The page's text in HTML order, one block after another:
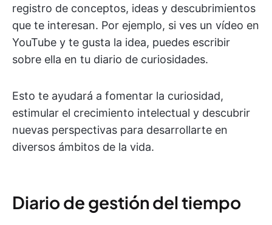
registro de conceptos, ideas y descubrimientos
que te interesan. Por ejemplo, si ves un vídeo en
YouTube y te gusta la idea, puedes escribir
sobre ella en tu diario de curiosidades.
Esto te ayudará a fomentar la curiosidad,
estimular el crecimiento intelectual y descubrir
nuevas perspectivas para desarrollarte en
diversos ámbitos de la vida.
Diario de gestión del tiempo